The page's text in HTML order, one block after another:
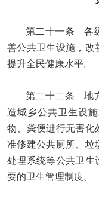
第二十一条 各
善公共卫生设施，改
提升全民健康水平。
第二十二条 地
造城乡公共卫生设
物、粪便进行无害化
准修建公共厕所、垃
处理系统等公共卫生
要的卫生管理制度。